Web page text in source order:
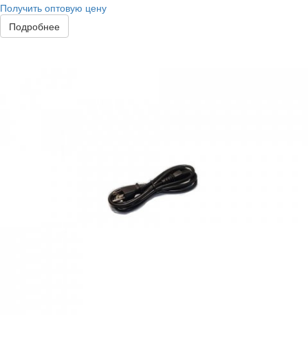
Получить оптовую цену
Подробнее